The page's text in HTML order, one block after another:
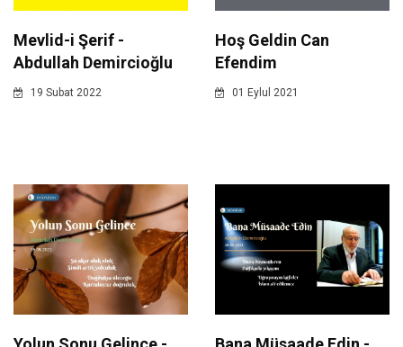
Mevlid-i Şerif -
Abdullah Demircioğlu
19 Subat 2022
Hoş Geldin Can
Efendim
01 Eylul 2021